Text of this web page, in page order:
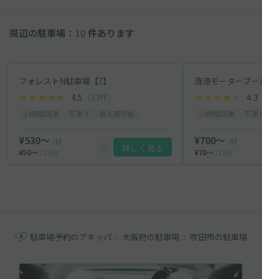
周辺の駐車場： 10 件あります
フォレストN駐車場【7】
4.5 （13件）
¥530〜
/日
¥50〜
/15分 詳しく見る
清涼モータープー
4.3
¥700〜
/日
¥70〜
/15分
駐車場予約のアキッパ 大阪府の駐車場 吹田市の駐車場